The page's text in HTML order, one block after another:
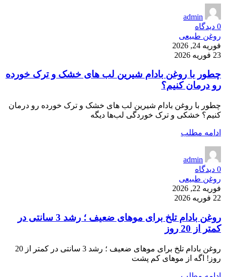
admin
0 دیدگاه
روغن طبیعی
فوریه 24, 2026
23 فوریه 2026
چطور با روغن بادام شیرین لب های خشک و ترک خورده
رو درمان کنیم؟
چطور با روغن بادام شیرین لب های خشک و ترک خورده رو درمان
کنیم؟ خشکی و ترک خوردگی لب‌ها دیگه
ادامه مطلب
admin
0 دیدگاه
روغن طبیعی
فوریه 22, 2026
22 فوریه 2026
روغن بادام تلخ برای موهای ضعیف ؛ رشد 3 سانتی در
کمتر از 20 روز
روغن بادام تلخ برای موهای ضعیف ؛ رشد 3 سانتی در کمتر از 20
روز! اگه از موهای کم پشت